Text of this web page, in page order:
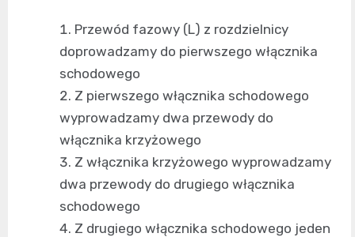
Przewód fazowy (L) z rozdzielnicy
doprowadzamy do pierwszego włącznika
schodowego
Z pierwszego włącznika schodowego
wyprowadzamy dwa przewody do
włącznika krzyżowego
Z włącznika krzyżowego wyprowadzamy
dwa przewody do drugiego włącznika
schodowego
Z drugiego włącznika schodowego jeden